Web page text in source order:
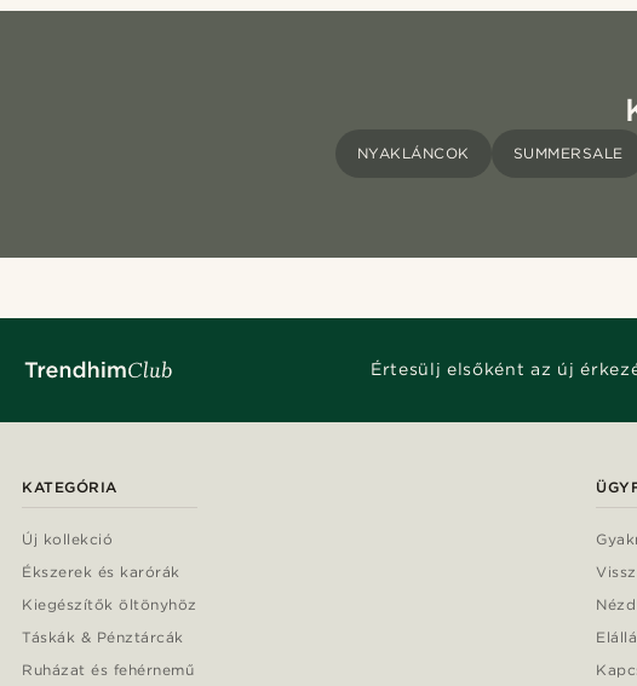
NYAKLÁNCOK SUMMERSALE
Értesülj elsőként az új
KATEGÓRIA
Új kollekció
Ékszerek és karórák
Kiegészítők öltönyhöz
Táskák & Pénztárcák
Ruházat és fehérnemű